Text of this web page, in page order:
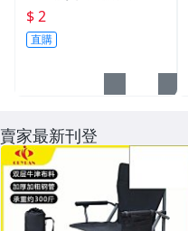
S型開口 扁平 打扁 打平
$ 2
直購
賣家最新刊登